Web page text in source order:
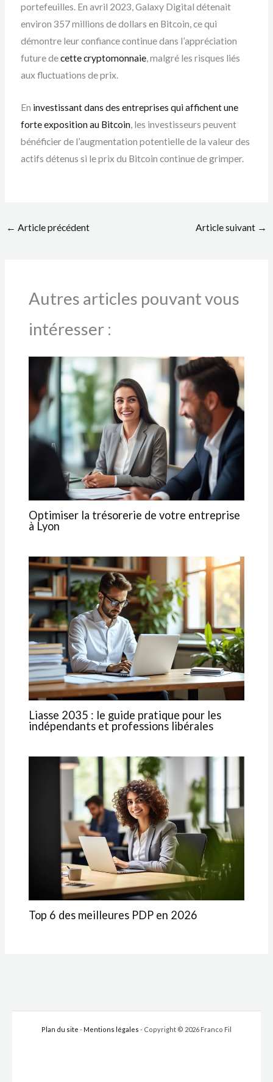
portefeuilles. En avril 2023, Galaxy Digital détenait
environ 357 millions de dollars en Bitcoin, ce qui
démontre leur confiance continue dans l’appréciation
future decette cryptomonnaie, malgré les risques liés
aux fluctuations de prix.
En investissant dans des entreprises qui affichent une
forte exposition au Bitcoin, les investisseurs peuvent
bénéficier de l’augmentation potentielle de la valeur des
actifs détenus si le prix du Bitcoin continue de grimper.
← Article précédent Article suivant →
Autres articles pouvant vous
intéresser :
Optimiser la trésorerie de votre entreprise
à Lyon
Liasse 2035 : le guide pratique pour les
indépendants et professions libérales
Top 6 des meilleures PDP en 2026
Plan du site - Mentions légales - Copyright © 2026 Franco Fil